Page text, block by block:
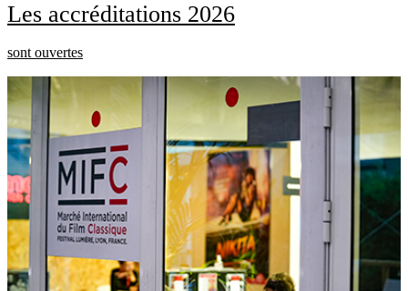
Les accréditations 2026
sont ouvertes